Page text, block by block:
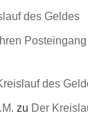
des Geldes
des
zu Der